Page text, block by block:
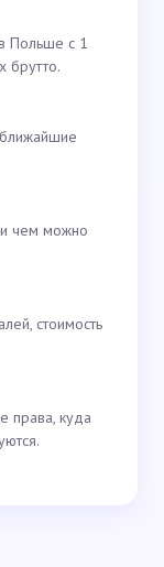
Польше с 1
брутто.
ближайшие
и чем можно
стоимость
права, куда